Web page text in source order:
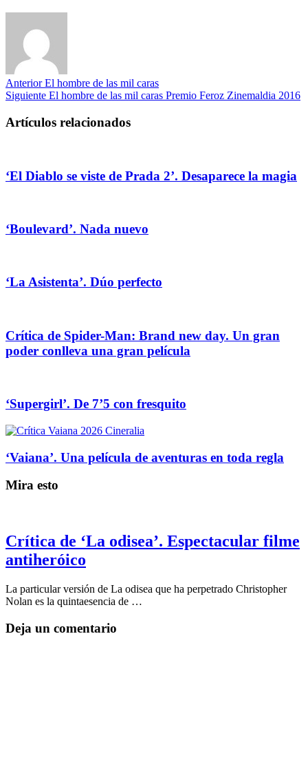
AnteriorEl hombre de las mil caras
Siguiente El hombre de las mil caras Premio Feroz Zinemaldia 2016
Artículos relacionados
‘El Diablo se viste de Prada 2’. Desaparece la magia
‘Boulevard’. Nada nuevo
‘La Asistenta’. Dúo perfecto
Crítica de Spider-Man: Brand new day. Un gran
poder conlleva una gran película
‘Supergirl’. De 7’5 con fresquito
‘Vaiana’. Una película de aventuras en toda regla
Mira esto
Crítica de ‘La odisea’. Espectacular filme
antiheróico
La particular versión de La odisea que ha perpetrado Christopher
Nolan es la quintaesencia de …
Deja un comentario